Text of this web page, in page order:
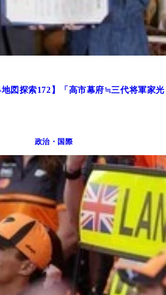
地図探索172】「高市幕府≒三代将軍家光
政治・国際